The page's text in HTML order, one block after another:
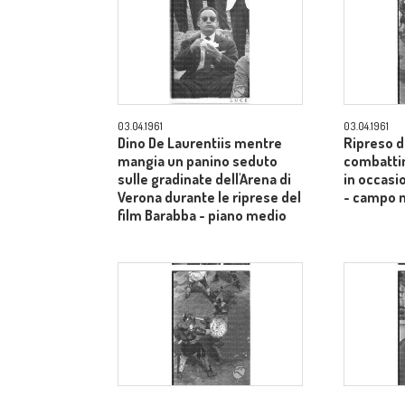
03.04.1961
Dino De Laurentiis mentre
mangia un panino seduto
sulle gradinate dell'Arena di
Verona durante le riprese del
film Barabba - piano medio
03.04.1961
Ripreso
in
- campo